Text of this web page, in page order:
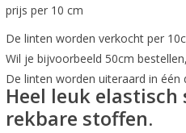
prijs per 10 cm
De linten worden verkocht per
Wil je bijvoorbeeld 50cm
De linten worden uiteraard in één
Heel leuk
rekbare stoffen.